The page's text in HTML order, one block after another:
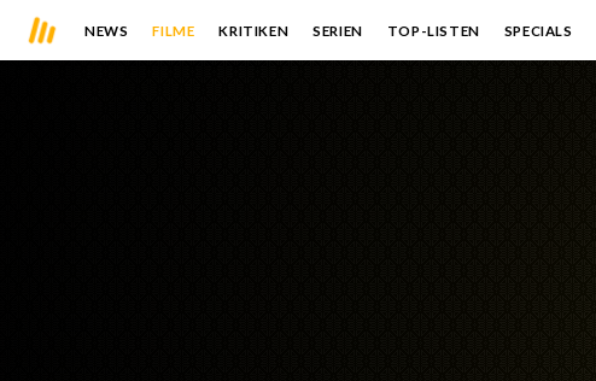
NEWS FILME KRITIKEN SERIEN TOP-LISTEN SPECIALS